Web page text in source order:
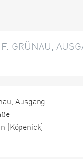
GRÜNAU,
Ausgang
(Köpenick)